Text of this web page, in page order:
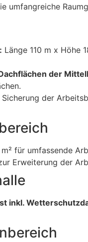
umfangreiche
Länge 110 m x Höhe
der
Sicherung der
m² für umfassende
Erweiterung der
inkl.